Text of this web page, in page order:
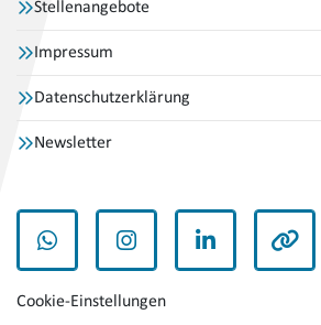
Stellenangebote
Impressum
Datenschutzerklärung
Newsletter
WhatsAppInstagramLinkedIn
Cookie-Einstellungen